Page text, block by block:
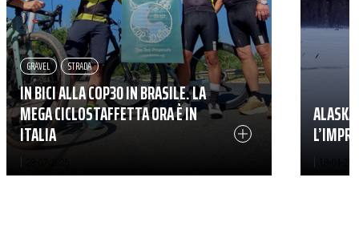
IN BICI ALLA COP30 IN BRASILE. LA
MEGA CICLOSTAFFETTA ORA È IN
ITALIA
GRAVEL STRADA